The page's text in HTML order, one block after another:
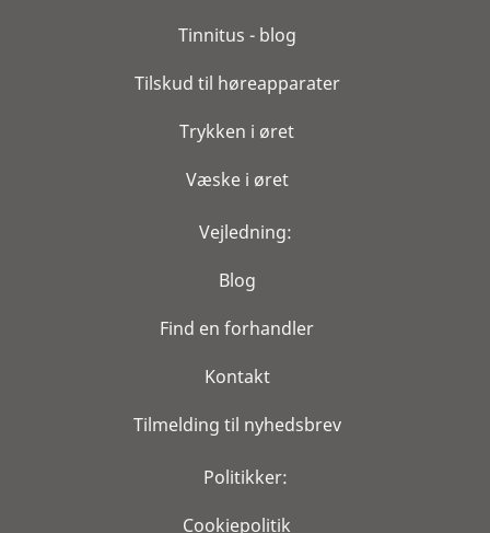
Tinnitus - blog
Tilskud til høreapparater
Trykken i øret
Væske i øret
Vejledning:
Blog
Find en forhandler
Kontakt
Tilmelding til nyhedsbrev
Politikker:
Cookiepolitik